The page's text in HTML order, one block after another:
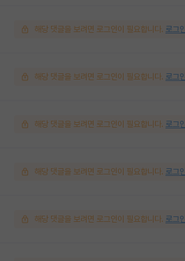
해당 댓글을 보려면 로그인이 필요합니다. 로그
해당 댓글을 보려면 로그인이 필요합니다. 로그
해당 댓글을 보려면 로그인이 필요합니다. 로그
해당 댓글을 보려면 로그인이 필요합니다. 로그
해당 댓글을 보려면 로그인이 필요합니다. 로그